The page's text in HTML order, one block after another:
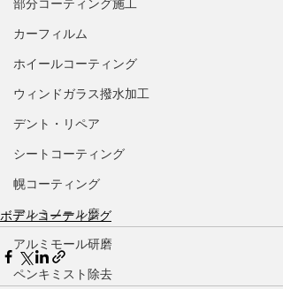
部分コーティング施工
カーフィルム
ホイールコーティング
ウィンドガラス撥水加工
デント・リペア
シートコーティング
幌コーティング
アルミノール磨
アルミモール研磨
ペンキミスト除去
ボディコーティング